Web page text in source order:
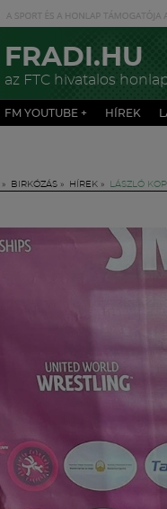
FRADI.HU
az FTC hivatalos
FM YOUTUBE + HÍREK
» BIRKÓZÁS » HÍREK » LÁSZLÓ